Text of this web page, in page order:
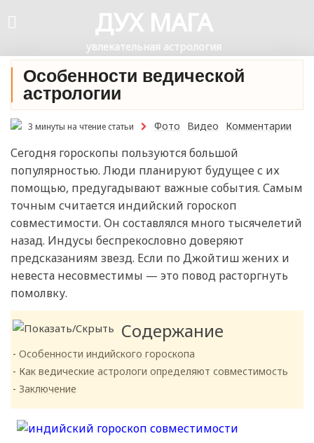
ДУХ МАГА
увлекательная астрология
Особенности ведической
астрологии
3 минуты на чтение статьи Фото Видео Комментарии
Сегодня гороскопы пользуются большой
популярностью. Люди планируют будущее с их
помощью, предугадывают важные события. Самым
точным считается индийский гороскоп
совместимости. Он составлялся много тысячелетий
назад. Индусы беспрекословно доверяют
предсказаниям звезд. Если по Джойтиш жених и
невеста несовместимы — это повод расторгнуть
помолвку.
Содержание
Особенности индийского гороскопа
Как ведические астрологи определяют совместимость
Заключение